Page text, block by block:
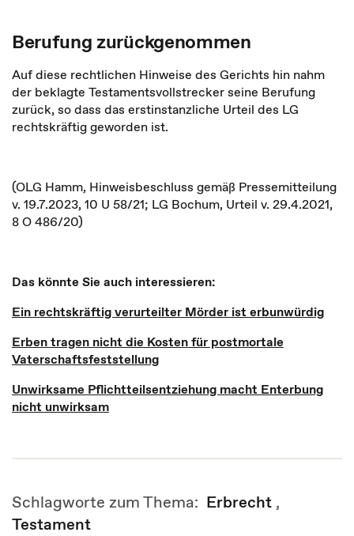
Berufung zurückgenommen
Auf diese rechtlichen Hinweise des Gerichts hin nahm
der beklagte Testamentsvollstrecker seine Berufung
zurück, so dass das erstinstanzliche Urteil des LG
rechtskräftig geworden ist.
(OLG Hamm, Hinweisbeschluss gemäß Pressemitteilung
v. 19.7.2023, 10 U 58/21; LG Bochum, Urteil v. 29.4.2021,
8 O 486/20)
Das könnte Sie auch interessieren:
Ein rechtskräftig verurteilter Mörder ist erbunwürdig
Erben tragen nicht die Kosten für postmortale
Vaterschaftsfeststellung
Unwirksame Pflichtteilsentziehung macht Enterbung
nicht unwirksam
Schlagworte zum Thema: Erbrecht ,
Testament